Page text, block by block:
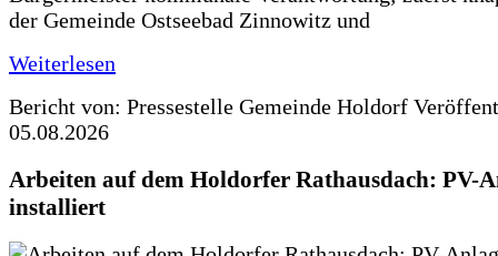
der Gemeinde Ostseebad Zinnowitz und
Weiterlesen
Bericht von: Pressestelle Gemeinde Holdorf
05.08.2026
Arbeiten auf dem Holdorfer Rathausdach: PV-
installiert